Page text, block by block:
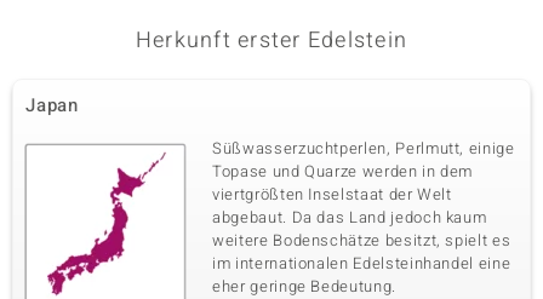
Herkunft erster Edelstein
Japan
Süßwasserzuchtperlen, Perlmutt, einige
Topase und Quarze werden in dem
viertgrößten Inselstaat der Welt
abgebaut. Da das Land jedoch kaum
weitere Bodenschätze besitzt, spielt es
im internationalen Edelsteinhandel eine
eher geringe Bedeutung.